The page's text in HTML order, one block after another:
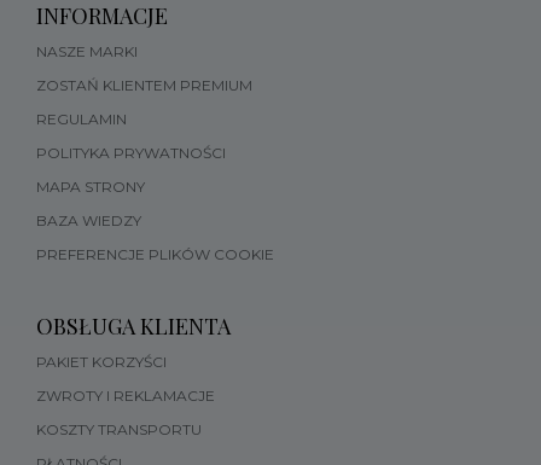
INFORMACJE
NASZE MARKI
ZOSTAŃ KLIENTEM PREMIUM
REGULAMIN
POLITYKA PRYWATNOŚCI
MAPA STRONY
BAZA WIEDZY
PREFERENCJE PLIKÓW COOKIE
OBSŁUGA KLIENTA
PAKIET KORZYŚCI
ZWROTY I REKLAMACJE
KOSZTY TRANSPORTU